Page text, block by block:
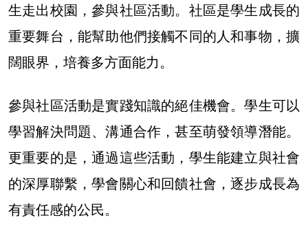
生走出校園，參與社區活動。社區是學生成長的
重要舞台，能幫助他們接觸不同的人和事物，擴
闊眼界，培養多方面能力。
參與社區活動是實踐知識的絕佳機會。學生可以
學習解決問題、溝通合作，甚至萌發領導潛能。
更重要的是，通過這些活動，學生能建立與社會
的深厚聯繫，學會關心和回饋社會，逐步成長為
有責任感的公民。